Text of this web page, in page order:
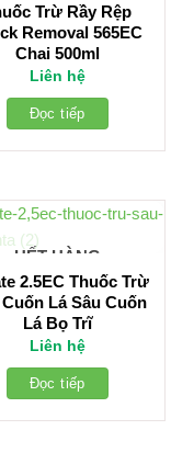
Trừ Rầy Rệp
Removal 565EC
Chai 500ml
Liên hệ
Đọc tiếp
HẾT HÀNG
2.5EC Thuốc Trừ
Lá Sâu Cuốn
Lá Bọ Trĩ
Liên hệ
Đọc tiếp